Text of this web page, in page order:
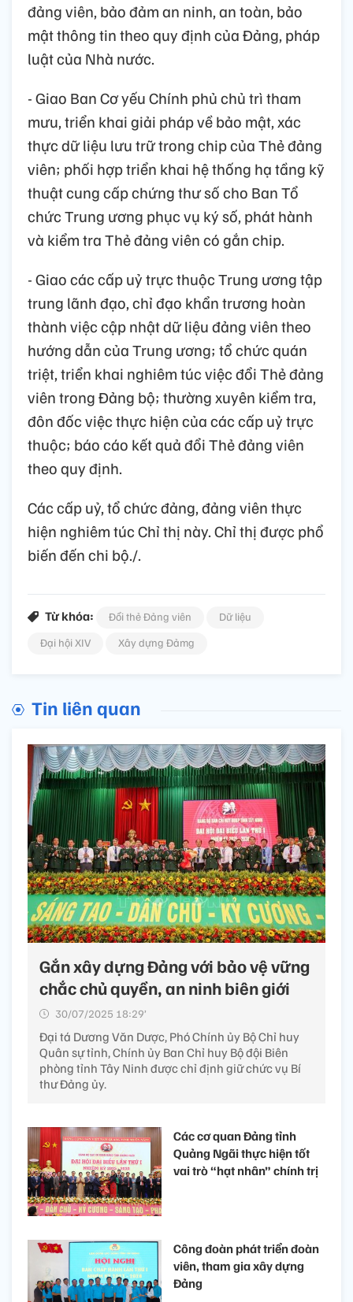
đảng viên, bảo đảm an ninh, an toàn, bảo
mật thông tin theo quy định của Đảng, pháp
luật của Nhà nước.
- Giao Ban Cơ yếu Chính phủ chủ trì tham
mưu, triển khai giải pháp về bảo mật, xác
thực dữ liệu lưu trữ trong chip của Thẻ đảng
viên; phối hợp triển khai hệ thống hạ tầng kỹ
thuật cung cấp chứng thư số cho Ban Tổ
chức Trung ương phục vụ ký số, phát hành
và kiểm tra Thẻ đảng viên có gắn chip.
- Giao các cấp uỷ trực thuộc Trung ương tập
trung lãnh đạo, chỉ đạo khẩn trương hoàn
thành việc cập nhật dữ liệu đảng viên theo
hướng dẫn của Trung ương; tổ chức quán
triệt, triển khai nghiêm túc việc đổi Thẻ đảng
viên trong Đảng bộ; thường xuyên kiểm tra,
đôn đốc việc thực hiện của các cấp uỷ trực
thuộc; báo cáo kết quả đổi Thẻ đảng viên
theo quy định.
Các cấp uỷ, tổ chức đảng, đảng viên thực
hiện nghiêm túc Chỉ thị này. Chỉ thị được phổ
biến đến chi bộ./.
Từ khóa: Đổi thẻ Đảng viên
Dữ liệu
Đại hội XIV
Xây dựng Đảmg
Tin liên quan
Gắn xây dựng Đảng với bảo vệ vững
chắc chủ quyền, an ninh biên giới
30/07/2025 18:29’
Đại tá Dương Văn Dược, Phó Chính ủy Bộ Chỉ huy
Quân sự tỉnh, Chính ủy Ban Chỉ huy Bộ đội Biên
phòng tỉnh Tây Ninh được chỉ định giữ chức vụ Bí
thư Đảng ủy.
Các cơ quan Đảng tỉnh
Quảng Ngãi thực hiện tốt
vai trò “hạt nhân” chính trị
Công đoàn phát triển đoàn
viên, tham gia xây dựng
Đảng